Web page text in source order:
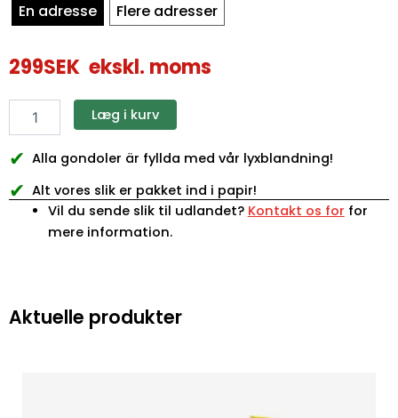
En adresse Flere adresser
299SEK ekskl. moms
Læg i kurv
✔ Alla gondoler är fyllda med vår lyxblandning!
✔ Alt vores slik er pakket ind i papir!
Vil du sende slik til udlandet? Kontakt os for for
mere information.
Aktuelle produkter